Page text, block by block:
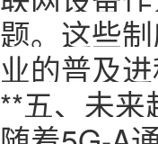
题。这些
业的普及
**五、未